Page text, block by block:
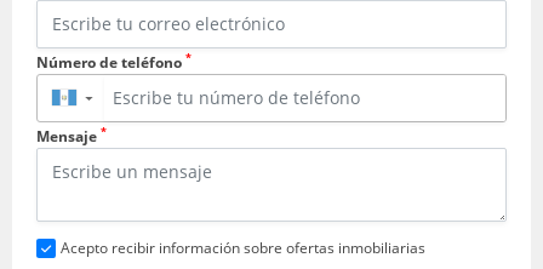
Número de teléfono *
▼
Mensaje *
Acepto recibir información sobre ofertas inmobiliarias